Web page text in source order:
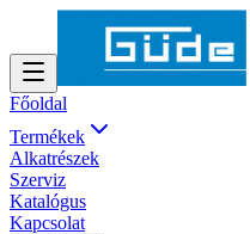
Főoldal
Termékek
Alkatrészek
Szerviz
Katalógus
Kapcsolat